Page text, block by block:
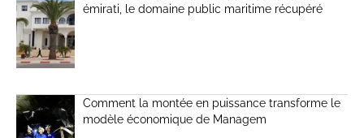
émirati, le domaine public maritime récupéré
Comment la montée en puissance transforme le
modèle économique de Managem